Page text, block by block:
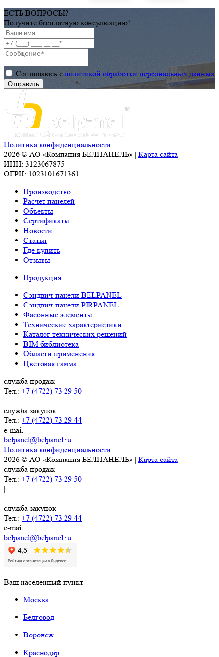
Выставке
«MOSBUILD
–
февраля
по 3
марта
ЕСТЬ ВОПРОСЫ?
Получите бесплатную консультацию!
Соглашаюсь с политикой обработки персональных данных
Политика конфиденциальности
2026 © АО «Компания БЕЛПАНЕЛЬ» | Карта сайта
ИНН: 3123067875
ОГРН: 1023101671361
Производство
Расчет панелей
Объекты
Сертификаты
Новости
Статьи
Где купить
Отзывы
Продукция
Сэндвич-панели BELPANEL
Сэндвич-панели PIRPANEL
Фасонные элементы
Технические характеристики
Каталог технических решений
BIM библиотека
Области применения
Цветовая гамма
служба продаж
Тел.: +7 (4722) 73 29 50
служба закупок
Тел.: +7 (4722) 73 29 44
e-mail
belpanel@belpanel.ru
Политика конфиденциальности
2026 © АО «Компания БЕЛПАНЕЛЬ» | Карта сайта
служба продаж
Тел.: +7 (4722) 73 29 50
|
служба закупок
Тел.: +7 (4722) 73 29 44
e-mail
belpanel@belpanel.ru
Ваш населенный пункт
Москва
Белгород
Воронеж
Краснодар